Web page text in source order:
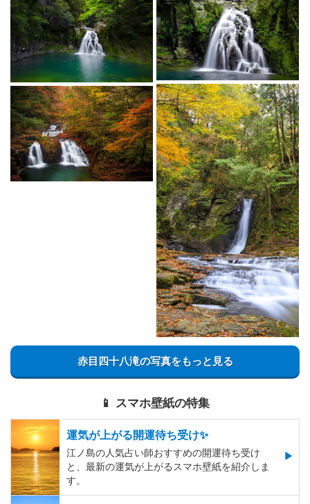
赤目四十八滝の写真をもっと見る
📱 スマホ壁紙の特集
運気が上がる開運待ち受け✨
江ノ島の人気占い師おすすめの開運待ち受け
と、最新の運気が上がるスマホ壁紙を紹介しま
す。